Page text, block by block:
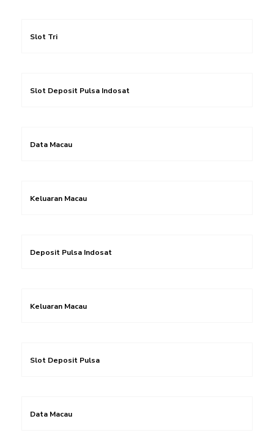
Slot Tri
Slot Deposit Pulsa Indosat
Data Macau
Keluaran Macau
Deposit Pulsa Indosat
Keluaran Macau
Slot Deposit Pulsa
Data Macau